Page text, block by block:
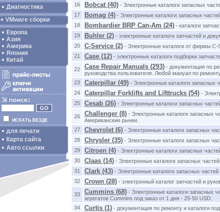
Диагностика
VMware сборки
Европа
Азия
Америка
Япония
Китай
ИСКАТЬ ВЕЗДЕ
для печати
Карта сайта
Авто ссылки
16
Bobcat (40) - Электронные каталоги запасных
17
Bomag (4) - Электронные каталоги запасных
18
Bombardier BRP Can-Am (24) - каталоги
19
Buhler (2) - электронные каталоги запчастей и
20
C-Service (2) - Электронные каталоги от фирмы C-
21
Case (12) - электронные каталоги подборки
22 Case Repair Manuals (293) - документация по
руководства пользователя. Любой мануал по
23
Caterpillar (49) - Электронные каталоги запасных
24
Caterpillar Forklifts and Lifttrucks (54) -
25
Cesab (26) - Электронные каталоги запасных
26 Challenger (8) - Электронные каталоги запасных
Американские рынки.
27
Chevrolet (6) - Электронные каталоги запасных
28
Chrysler (35) - Электронные каталоги запасных
29
Citroen (4) - Электронные каталоги запасных
30
Claas (14) - Электронные каталоги запасных
31
Clark (43) - Электронные каталоги запасных
32
Crown (28) - электронный каталог запчастей и
33 Cummins (68) - Электронные каталоги запасных
агрегатов Cummins под заказ от 1 дня - 25-50 USD.
34
Curtis (1) - документация по ремонту и каталоги